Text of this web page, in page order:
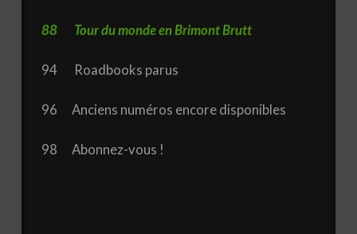
88 Tour du monde en Brimont Brutt
94 Roadbooks parus
96 Anciens numéros encore disponibles
98 Abonnez-vous !